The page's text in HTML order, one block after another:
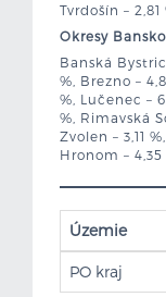
Tvrdošín –
Okresy
Banská
%, Brezno –
%, Lučenec –
%, Rimavská
Zvolen – 3,11
Hronom – 4,35
Územie
PO kraj